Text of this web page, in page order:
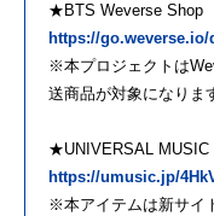
★BTS Weverse Shop
https://go.weverse.io/
※本プロジェクトは
送商品が対象になりま
★UNIVERSAL MUSIC
https://umusic.jp/
※本アイテムは新サイ